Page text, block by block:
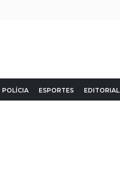
POLÍCIA ESPORTES EDITORIAL